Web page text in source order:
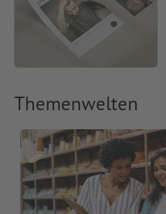
Themenwelten